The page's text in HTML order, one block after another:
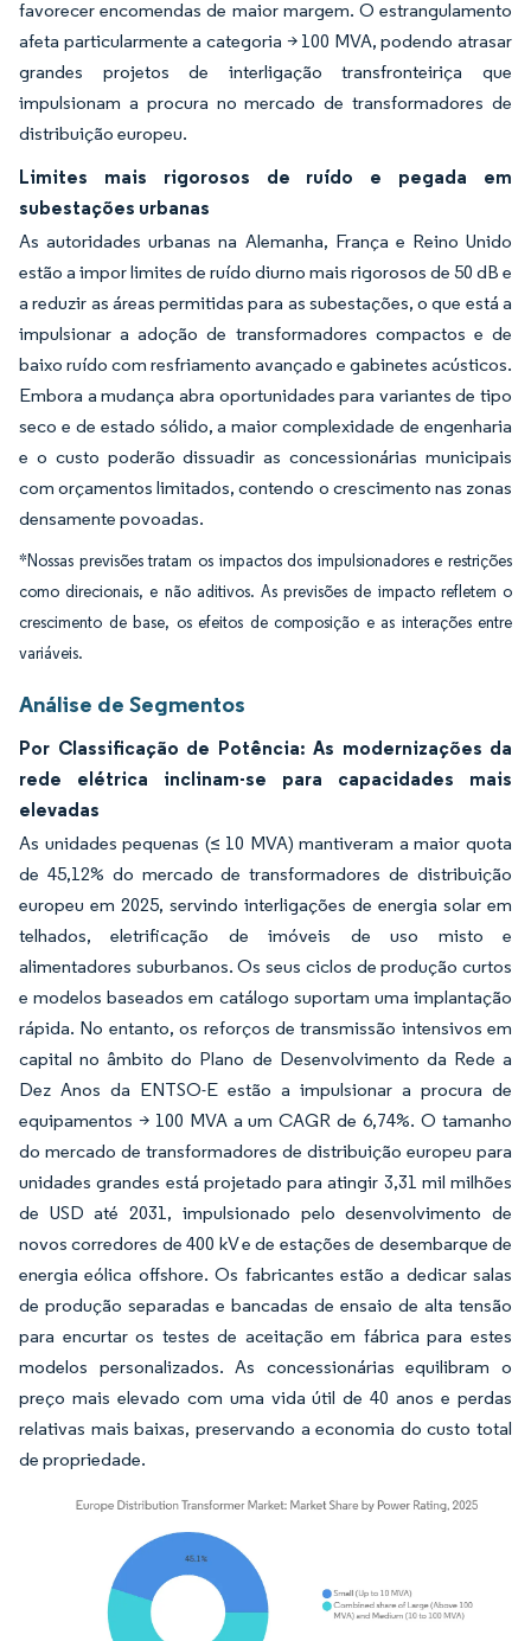
favorecer encomendas de maior margem. O estrangulamento
afeta particularmente a categoria > 100 MVA, podendo atrasar
grandes projetos de interligação transfronteiriça que
impulsionam a procura no mercado de transformadores de
distribuição europeu.
Limites mais rigorosos de ruído e pegada em
subestações urbanas
As autoridades urbanas na Alemanha, França e Reino Unido
estão a impor limites de ruído diurno mais rigorosos de 50 dB e
a reduzir as áreas permitidas para as subestações, o que está a
impulsionar a adoção de transformadores compactos e de
baixo ruído com resfriamento avançado e gabinetes acústicos.
Embora a mudança abra oportunidades para variantes de tipo
seco e de estado sólido, a maior complexidade de engenharia
e o custo poderão dissuadir as concessionárias municipais
com orçamentos limitados, contendo o crescimento nas zonas
densamente povoadas.
*Nossas previsões tratam os impactos dos impulsionadores e restrições
como direcionais, e não aditivos. As previsões de impacto refletem o
crescimento de base, os efeitos de composição e as interações entre
variáveis.
Análise de Segmentos
Por Classificação de Potência: As modernizações da
rede elétrica inclinam-se para capacidades mais
elevadas
As unidades pequenas (≤ 10 MVA) mantiveram a maior quota
de 45,12% do mercado de transformadores de distribuição
europeu em 2025, servindo interligações de energia solar em
telhados, eletrificação de imóveis de uso misto e
alimentadores suburbanos. Os seus ciclos de produção curtos
e modelos baseados em catálogo suportam uma implantação
rápida. No entanto, os reforços de transmissão intensivos em
capital no âmbito do Plano de Desenvolvimento da Rede a
Dez Anos da ENTSO-E estão a impulsionar a procura de
equipamentos > 100 MVA a um CAGR de 6,74%. O tamanho
do mercado de transformadores de distribuição europeu para
unidades grandes está projetado para atingir 3,31 mil milhões
de USD até 2031, impulsionado pelo desenvolvimento de
novos corredores de 400 kV e de estações de desembarque de
energia eólica offshore. Os fabricantes estão a dedicar salas
de produção separadas e bancadas de ensaio de alta tensão
para encurtar os testes de aceitação em fábrica para estes
modelos personalizados. As concessionárias equilibram o
preço mais elevado com uma vida útil de 40 anos e perdas
relativas mais baixas, preservando a economia do custo total
de propriedade.